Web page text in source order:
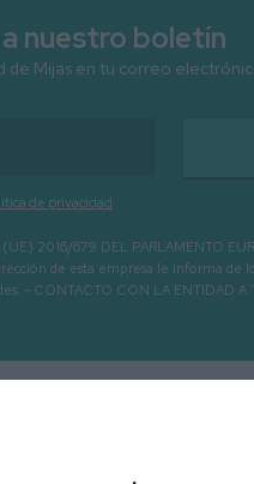
nuestro boletín
de Mijas en tu correo
de privacidad
2016/679 DEL PARLAMENTO
de esta empresa le informa de
- CONTACTO CON LA ENTIDAD A